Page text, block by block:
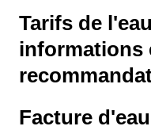
Tarifs de
informations
Facture